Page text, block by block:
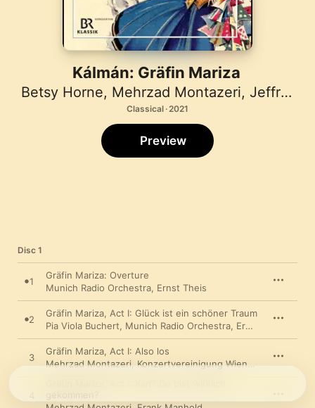
Kálmán: Gräfin Mariza
Betsy Horne, Mehrzad Montazeri, Jeffrey Treganza
Classical · 2021
Preview
Disc 1
1
Gräfin Mariza: Overture
Munich Radio Orchestra, Ernst Theis
2
Gräfin Mariza, Act I: Glück ist ein schöner Traum
Pia Viola Buchert, Munich Radio Orchestra, Ernst Theis
3
Gräfin Mariza, Act I: Also los
Mehrzad Montazeri Konzertvereinigung Wiener Volksopernchor